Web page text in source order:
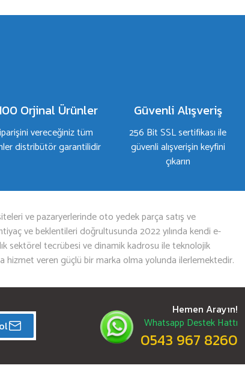
Orjinal Ürünler
vereceğiniz tüm
distribütör garantilidir
Güvenli Alışveriş
256 Bit SSL sertifikası ile
güvenli alışverişin keyfini
çıkarın
ve pazaryerlerinde oto yedek parça satış ve
ve beklentileri doğrultusunda 2022 yılında kendi e-
sektörel tecrübesi ve dinamik kadrosu ile teknolojik
veren güçlü bir marka olma yolunda ilerlemektedir.
Hemen Arayın!
Whatsapp Destek Hattı
0543 967 8260